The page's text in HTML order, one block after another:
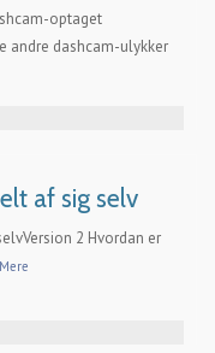
optaget
andre dashcam-ulykker
af sig selv
2 Hvordan er
Mere